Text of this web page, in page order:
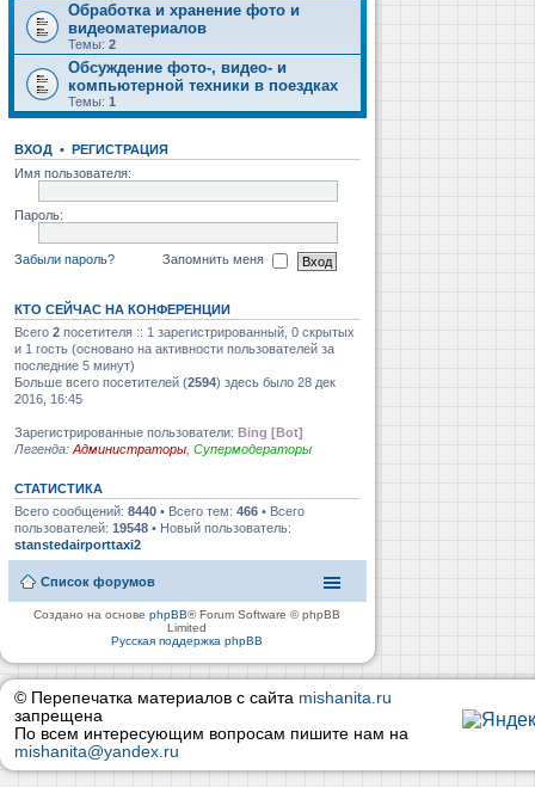
Обработка и хранение фото и
видеоматериалов
Темы: 2
Обсуждение фото-, видео- и
компьютерной техники в поездках
Темы: 1
ВХОД • РЕГИСТРАЦИЯ
Имя пользователя:
Пароль:
Забыли пароль? Запомнить меня
КТО СЕЙЧАС НА КОНФЕРЕНЦИИ
Всего 2 посетителя :: 1 зарегистрированный, 0 скрытых
и 1 гость (основано на активности пользователей за
последние 5 минут)
Больше всего посетителей (2594) здесь было 28 дек
2016, 16:45
Зарегистрированные пользователи: Bing [Bot]
Легенда: Администраторы Супермодераторы
СТАТИСТИКА
Всего сообщений: 8440 • Всего тем: 466 • Всего
пользователей: 19548 • Новый пользователь:
stanstedairporttaxi2
Список форумов
Создано на основеphpBB® Forum Software © phpBB
Limited
Русская поддержка phpBB
© Перепечатка материалов с сайта mishanita.ru
запрещена
По всем интересующим вопросам пишите нам на
mishanita@yandex.ru